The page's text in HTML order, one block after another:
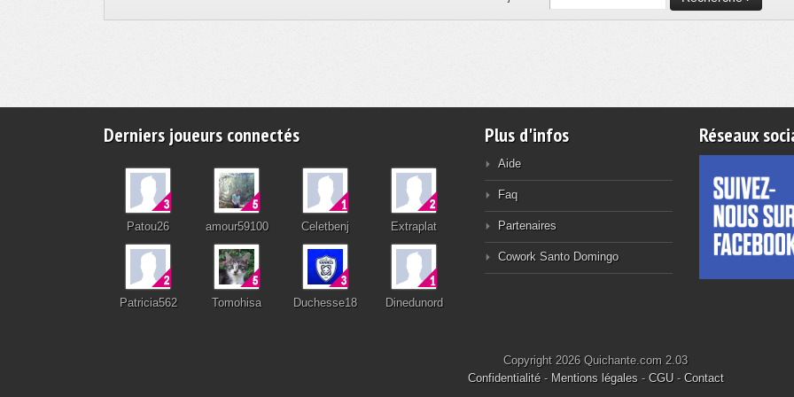
Derniers joueurs connectés
Patou26 amour59100 Celetbenj Extraplat
Patricia562 Tomohisa Duchesse18 Dinedunord
Plus d'infos
Aide
Faq
Partenaires
Cowork Santo Domingo
Réseaux
Copyright 2026 Quichante.com 2.03
Confidentialité- Mentions légales- CGU- Contact